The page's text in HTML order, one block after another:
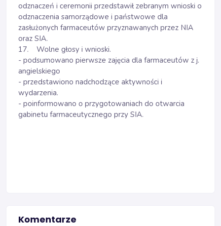
odznaczeń i ceremonii przedstawił zebranym wnioski o
odznaczenia samorządowe i państwowe dla
zasłużonych farmaceutów przyznawanych przez NIA
oraz SIA.
17. Wolne głosy i wnioski.
- podsumowano pierwsze zajęcia dla farmaceutów z j.
angielskiego
- przedstawiono nadchodzące aktywności i
wydarzenia.
- poinformowano o przygotowaniach do otwarcia
gabinetu farmaceutycznego przy SIA.
Komentarze